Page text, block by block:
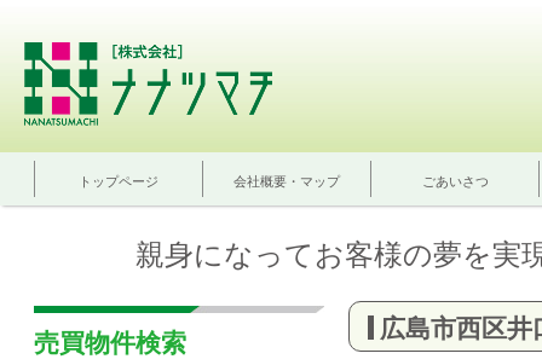
トップページ 会社概要・マップ ごあいさつ
親身になってお客様の夢を実
売買物件検索
広島市西区井